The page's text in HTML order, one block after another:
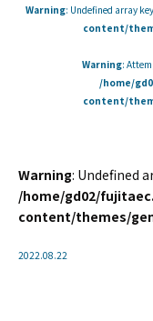
Warning: Undefined array
content/
Warning:
/home/
content/
Warning: Undefined
/home/gd02/
content/themes/
2022.08.22